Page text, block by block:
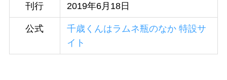
刊行 2019年6月18日
公式
千歳くんはラムネ瓶のなか 特設サ
イト